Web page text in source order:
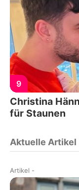
9
Christina
für Staunen
Aktuelle Artikel
Artikel -